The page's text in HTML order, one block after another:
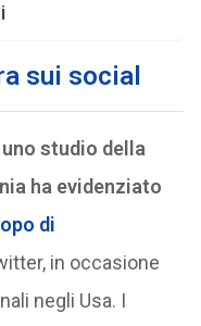
sui social
uno studio della
ha evidenziato
di
in occasione
negli Usa. I